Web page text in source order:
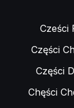
Cześci
Części
Części
Chęści